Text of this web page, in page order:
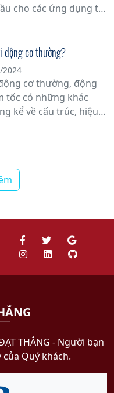
của mình như một
động.
cho các ứng dụng tự
thiết kế không chổi
tiến, động cơ này
độ chính xác và đáng
môi trường làm
nghiệt.
động cơ thường?
cơ thường, động
tốc có những khác
kể về cấu trúc, hiệu
THẮNG​ - Người bạn
Quý khách.